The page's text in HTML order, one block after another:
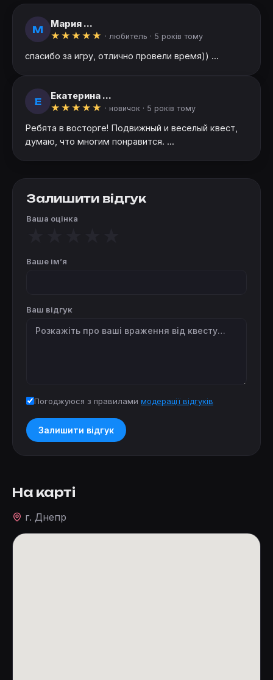
М
Мария ...
★ ★ ★ ★ ★ · любитель · 5 років тому
спасибо за игру, отлично провели время)) ...
Е
Екатерина ...
★ ★ ★ ★ ★ · новичок · 5 років тому
Ребята в восторге! Подвижный и веселый квест,
думаю, что многим понравится. ...
Залишити відгук
Ваша оцінка
Ваше імʼя
Ваш відгук
Погоджуюся з правилами модерації відгуків
Залишити відгук
На карті
г. Днепр